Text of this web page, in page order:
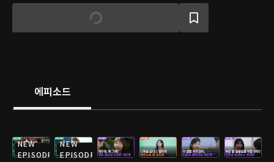
에피소드
NEW
EPISODE
NEW
EPISODE